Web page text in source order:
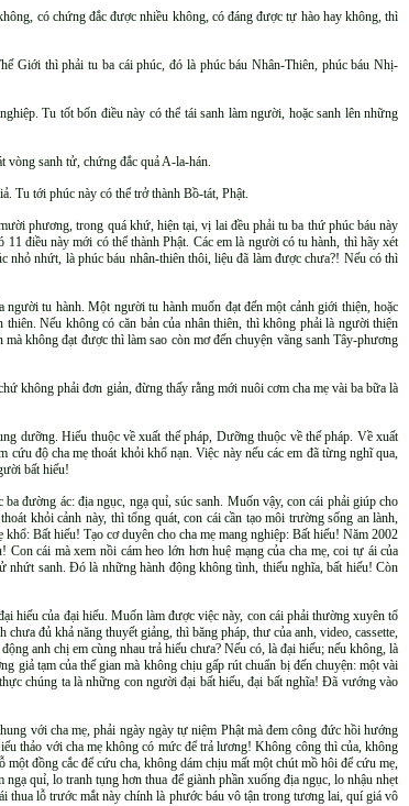
có chứng đắc được nhiều không, có đáng được tự hào hay không, thì
Giới thì phải tu ba cái phúc, đó là phúc báu Nhân-Thiên, phúc báu Nhị-
Tu tốt bốn điều này có thể tái sanh làm người, hoặc sanh lên những
sanh tử, chứng đắc quả A-la-hán.
Tu tới phúc này có thể trở thành Bồ-tát, Phật.
phương, trong quá khứ, hiện tại, vị lai đều phải tu ba thứ phúc báu này
điều này mới có thể thành Phật. Các em là người có tu hành, thì hãy xét
nhỏ nhứt, là phúc báu nhân-thiên thôi, liệu đã làm được chưa?! Nếu có thì
tu hành. Một người tu hành muốn đạt đến một cảnh giới thiện, hoặc
Nếu không có căn bản của nhân thiên, thì không phải là người thiện
không đạt được thì làm sao còn mơ đến chuyện vãng sanh Tây-phương
không phải đơn giản, đừng thấy rằng mới nuôi cơm cha mẹ vài ba bữa là
dưỡng. Hiếu thuộc về xuất thế pháp, Dưỡng thuộc về thế pháp. Về xuất
cứu độ cha mẹ thoát khỏi khổ nạn. Việc này nếu các em đã từng nghĩ qua,
bất hiếu!
đường ác: địa ngục, ngạ quỉ, súc sanh. Muốn vậy, con cái phải giúp cho
khỏi cảnh này, thì tổng quát, con cái cần tạo môi trường sống an lành,
Bất hiếu! Tạo cơ duyên cho cha mẹ mang nghiệp: Bất hiếu! Năm 2002
cái mà xem nồi cám heo lớn hơn huệ mạng của cha mẹ, coi tự ái của
nhứt sanh. Đó là những hành động không tình, thiếu nghĩa, bất hiếu! Còn
hiếu của đại hiếu. Muốn làm được việc này, con cái phải thường xuyên tổ
đủ khả năng thuyết giảng, thì băng pháp, thư của anh, video, cassette,
anh chị em cùng nhau trả hiếu chưa? Nếu có, là đại hiếu; nếu không, là
giả tạm của thế gian mà không chịu gấp rút chuẩn bị đến chuyện: một vài
chúng ta là những con người đại bất hiếu, đại bất nghĩa! Đã vướng vào
với cha mẹ, phải ngày ngày tự niệm Phật mà đem công đức hồi hướng
thảo với cha mẹ không có mức để trả lương! Không công thì của, không
đồng cắc để cứu cha, không dám chịu mất một chút mồ hôi để cứu mẹ,
quỉ, lo tranh tụng hơn thua để giành phần xuống địa ngục, lo nhậu nhẹt
thua lỗ trước mắt này chính là phước báu vô tận trong tương lai, quí giá vô